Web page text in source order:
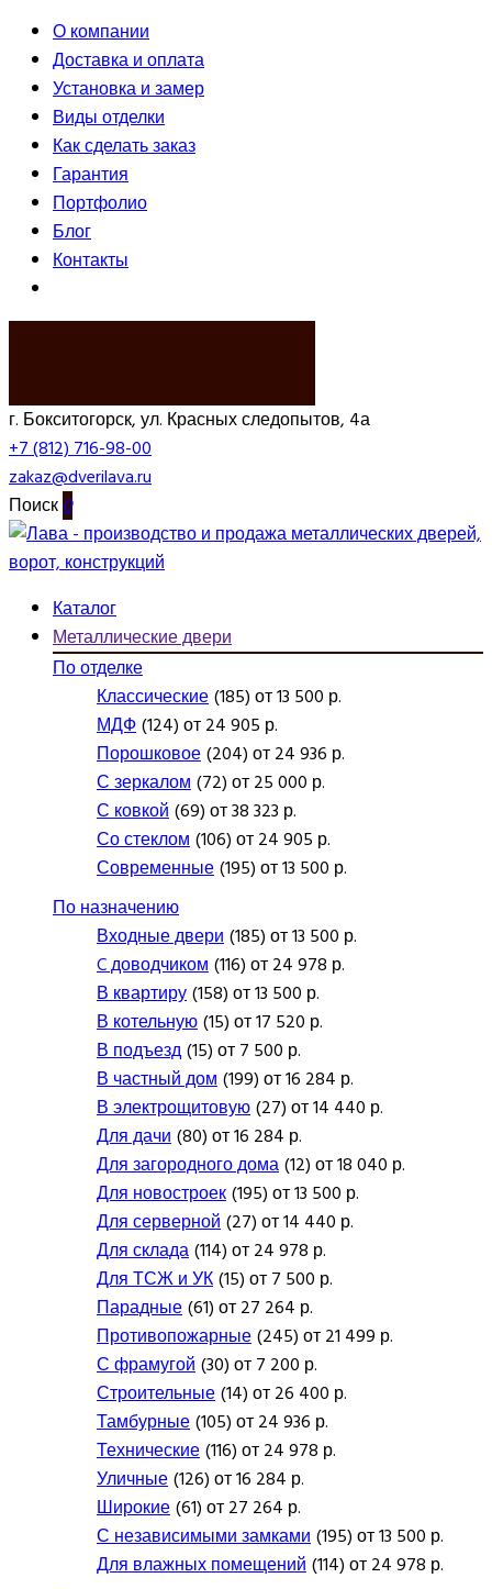
О компании
Доставка и оплата
Установка и замер
Виды отделки
Как сделать заказ
Гарантия
Портфолио
Блог
Контакты
г. Бокситогорск, ул. Красных следопытов, 4а
+7 (812) 716-98-00
zakaz@dverilava.ru
Поиск0
Каталог
Металлические двери
По отделке
Классические(185) от 13 500 р.
МДФ(124) от 24 905 р.
Порошковое(204) от 24 936 р.
С зеркалом(72) от 25 000 р.
С ковкой(69) от 38 323 р.
Со стеклом(106) от 24 905 р.
Современные(195) от 13 500 р.
По назначению
Входные двери(185) от 13 500 р.
C доводчиком(116) от 24 978 р.
В квартиру(158) от 13 500 р.
В котельную(15) от 17 520 р.
В подъезд(15) от 7 500 р.
В частный дом(199) от 16 284 р.
В электрощитовую(27) от 14 440 р.
Для дачи(80) от 16 284 р.
Для загородного дома(12) от 18 040 р.
Для новостроек(195) от 13 500 р.
Для серверной(27) от 14 440 р.
Для склада(114) от 24 978 р.
Для ТСЖ и УК(15) от 7 500 р.
Парадные(61) от 27 264 р.
Противопожарные(245) от 21 499 р.
С фрамугой(30) от 7 200 р.
Строительные(14) от 26 400 р.
Тамбурные(105) от 24 936 р.
Технические(116) от 24 978 р.
Уличные(126) от 16 284 р.
Широкие(61) от 27 264 р.
С независимыми замками(195) от 13 500 р.
Для влажных помещений(114) от 24 978 р.